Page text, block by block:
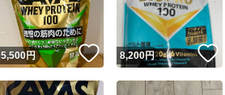
5,500円 いいね！
8,200円